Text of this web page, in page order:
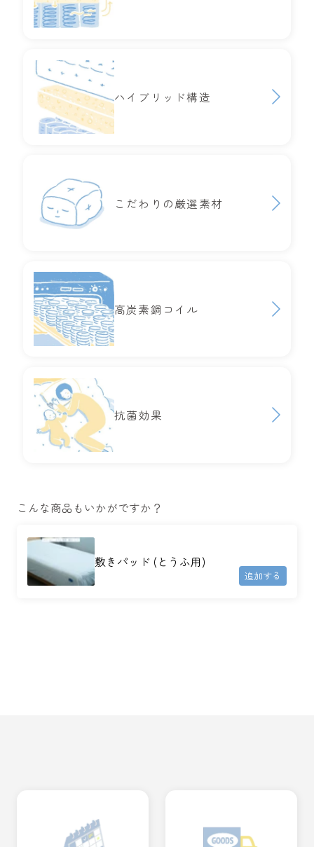
ハイブリッド構造
こだわりの厳選素材
高炭素鋼コイル
抗菌効果
こんな商品もいかがですか？
敷きパッド (とうふ用)
追加する